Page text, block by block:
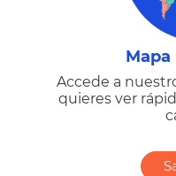
Mapa
Accede a
quieres ver